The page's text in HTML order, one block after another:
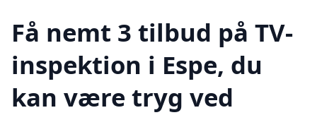
Få nemt 3 tilbud på TV-
inspektion i Espe, du
kan være tryg ved